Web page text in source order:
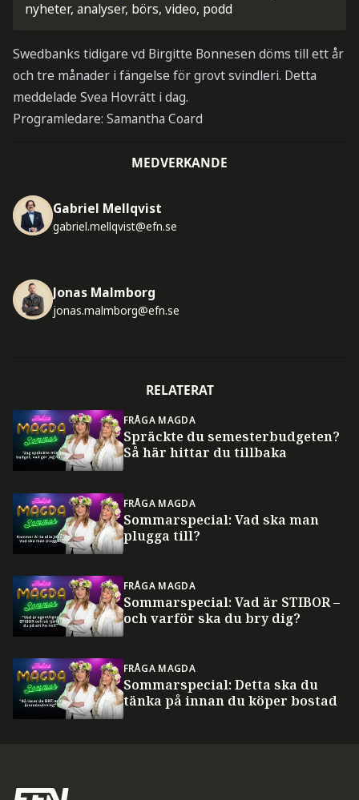
nyheter, analyser, börs, video, podd
Swedbanks tidigare vd Birgitte Bonnesen döms till ett år
och tre månader i fängelse för grovt svindleri. Detta
meddelade Svea Hovrätt i dag.
Programledare: Samantha Coard
MEDVERKANDE
Gabriel Mellqvist
gabriel.mellqvist@efn.se
Jonas Malmborg
jonas.malmborg@efn.se
RELATERAT
FRÅGA MAGDA
Spräckte du semesterbudgeten?
Så här hittar du tillbaka
FRÅGA MAGDA
Sommarspecial: Vad ska man
plugga till?
FRÅGA MAGDA
Sommarspecial: Vad är STIBOR –
och varför ska du bry dig?
FRÅGA MAGDA
Sommarspecial: Detta ska du
tänka på innan du köper bostad